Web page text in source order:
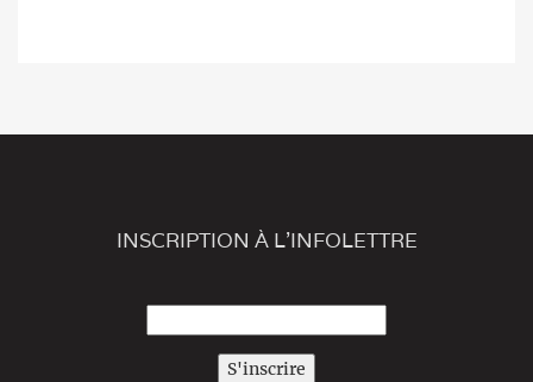
INSCRIPTION À L'INFOLETTRE
S'inscrire